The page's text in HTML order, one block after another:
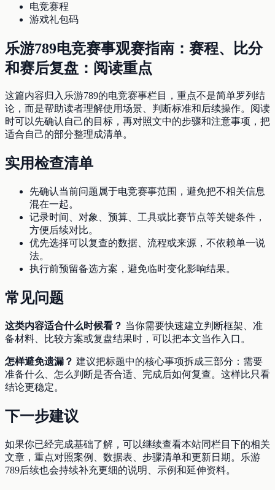
电竞赛程
游戏礼包码
乐游789电竞赛事观赛指南：赛程、比分
和赛后复盘：阅读重点
这篇内容归入乐游789的电竞赛事栏目，重点不是简单罗列结
论，而是帮助读者理解使用场景、判断标准和后续操作。阅读
时可以先确认自己的目标，再对照文中的步骤和注意事项，把
适合自己的部分整理成清单。
实用检查清单
先确认当前问题属于电竞赛事范围，避免把不相关信息
混在一起。
记录时间、对象、预算、工具或比赛节点等关键条件，
方便后续对比。
优先选择可以复查的数据、流程或来源，不依赖单一说
法。
执行前预留备选方案，避免临时变化影响结果。
常见问题
这类内容适合什么时候看？ 当你需要快速建立判断框架、准
备材料、比较方案或复盘结果时，可以把本文当作入口。
怎样避免遗漏？ 建议把标题中的核心事项拆成三部分：需要
准备什么、怎么判断是否合适、完成后如何复查。这样比只看
结论更稳定。
下一步建议
如果你已经完成基础了解，可以继续查看本站同栏目下的相关
文章，重点对照案例、数据表、步骤清单和更新日期。乐游
789后续也会持续补充更细的说明、示例和延伸资料。